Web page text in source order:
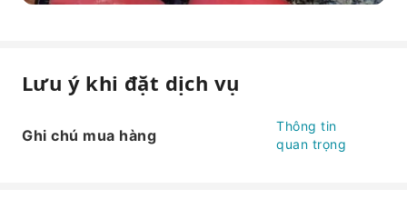
Lưu ý khi đặt dịch vụ
Ghi chú mua hàng
Thông tin
quan trọng